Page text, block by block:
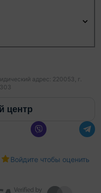
адрес: 220053, г.
центр
Войдите чтобы оценить